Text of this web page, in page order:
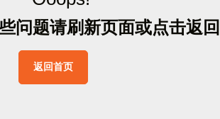
问题请刷新页面或点击返 回
返回首页